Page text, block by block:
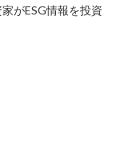
がESG情報を投資